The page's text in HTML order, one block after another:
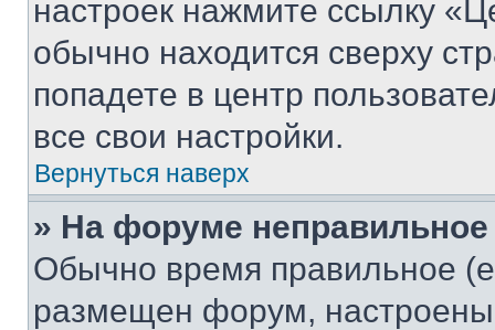
настроек нажмите ссылку
обычно находится сверху
попадете в центр
все свои настройки.
Вернуться наверх
» На форуме
Обычно время правильное
размещен форум, настроены